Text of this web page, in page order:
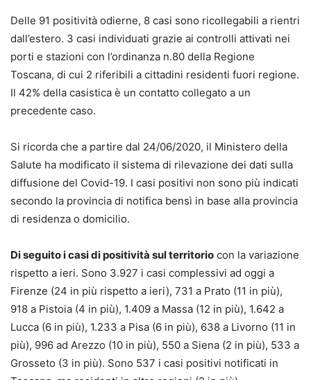
Delle 91 positività odierne, 8 casi sono ricollegabili a rientri
dall’estero. 3 casi individuati grazie ai controlli attivati nei
porti e stazioni con l’ordinanza n.80 della Regione
Toscana, di cui 2 riferibili a cittadini residenti fuori regione.
Il 42% della casistica è un contatto collegato a un
precedente caso.
Si ricorda che a partire dal 24/06/2020, il Ministero della
Salute ha modificato il sistema di rilevazione dei dati sulla
diffusione del Covid-19. I casi positivi non sono più indicati
secondo la provincia di notifica bensì in base alla provincia
di residenza o domicilio.
Di seguito i casi di positività sul territorio con la variazione
rispetto a ieri. Sono 3.927 i casi complessivi ad oggi a
Firenze (24 in più rispetto a ieri), 731 a Prato (11 in più),
918 a Pistoia (4 in più), 1.409 a Massa (12 in più), 1.642 a
Lucca (6 in più), 1.233 a Pisa (6 in più), 638 a Livorno (11 in
più), 996 ad Arezzo (10 in più), 550 a Siena (2 in più), 533 a
Grosseto (3 in più). Sono 537 i casi positivi notificati in